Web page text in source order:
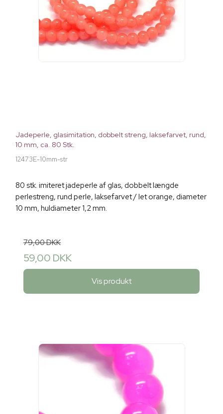
Jadeperle, glasimitation, dobbelt streng, laksefarvet, rund,
10 mm, ca. 80 Stk.
12473E-10mm-str
80 stk. imiteret jadeperle af glas, dobbelt længde
perlestreng, rund perle, laksefarvet / let orange, diameter
10 mm, huldiameter 1,2 mm.
79,00 DKK
59,00 DKK
Vis produkt